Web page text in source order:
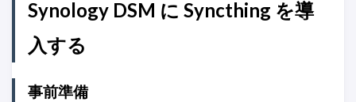
Synology DSM に Syncthing を導
入する
事前準備